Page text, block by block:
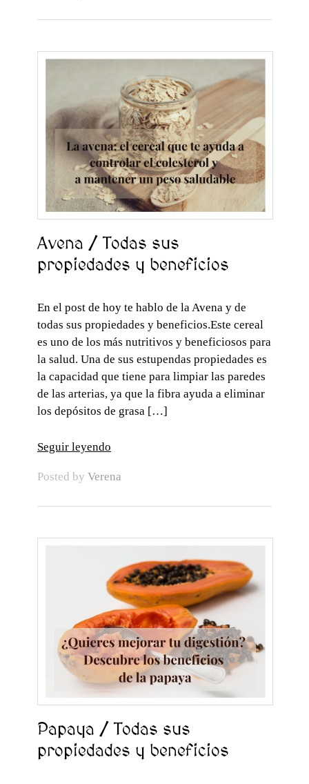
Avena / Todas sus
propiedades y beneficios
En el post de hoy te hablo de la Avena y de
todas sus propiedades y beneficios.Este cereal
es uno de los más nutritivos y beneficiosos para
la salud. Una de sus estupendas propiedades es
la capacidad que tiene para limpiar las paredes
de las arterias, ya que la fibra ayuda a eliminar
los depósitos de grasa […]
Seguir leyendo
Posted by Verena
Papaya / Todas sus
propiedades y beneficios